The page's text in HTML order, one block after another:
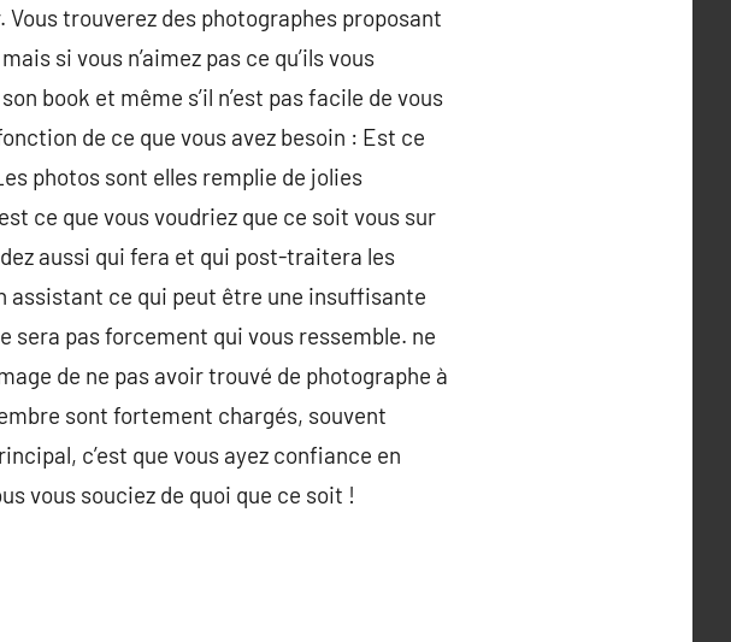
trouverez des photographes proposant
si vous n’aimez pas ce qu’ils vous
book et même s’il n’est pas facile de vous
de ce que vous avez besoin : Est ce
photos sont elles remplie de jolies
ce que vous voudriez que ce soit vous sur
aussi qui fera et qui post-traitera les
assistant ce qui peut être une insuffisante
sera pas forcement qui vous ressemble. ne
de ne pas avoir trouvé de photographe à
sont fortement chargés, souvent
c’est que vous ayez confiance en
vous souciez de quoi que ce soit !